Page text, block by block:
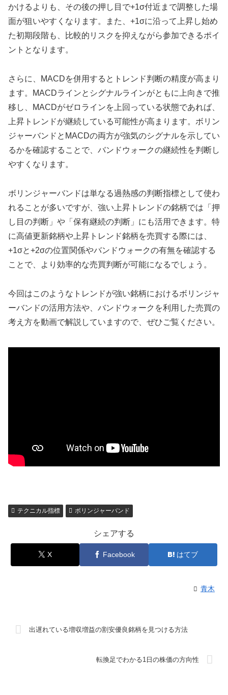
かけるよりも、その後の押し目で+1σ付近まで調整した場
面が狙いやすくなります。また、+1σに沿って上昇し始め
た初期段階も、比較的リスクを抑えながら参加できるポイ
ントとなります。
さらに、MACDを併用するとトレンド判断の精度が高まり
ます。MACDラインとシグナルラインがともに上向きで推
移し、MACDがゼロラインを上回っている状態であれば、
上昇トレンドが継続している可能性が高まります。ボリン
ジャーバンドとMACDの両方が強気のシグナルを示してい
るかを確認することで、バンドウォークの継続性を判断し
やすくなります。
ボリンジャーバンドは単なる過熱感の判断指標として使わ
れることが多いですが、強い上昇トレンドの銘柄では「押
し目の判断」や「保有継続の判断」にも活用できます。特
に高値更新銘柄や上昇トレンド銘柄を売買する際には、
+1σと+2σの位置関係やバンドウォークの有無を確認する
ことで、より効率的な売買判断が可能になるでしょう。
今回はこのようなトレンドが強い銘柄におけるボリンジャ
ーバンドの活用方法や、バンドウォークを利用した売買の
考え方を動画で解説していますので、ぜひご覧ください。
テクニカル指標 ボリンジャーバンド
シェアする
X Facebook はてブ
青木
出遅れている増収増益の割安優良銘柄を見つける方法
転換足でわかる1日の株価の方向性